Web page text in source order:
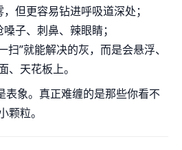
但更容易钻进呼吸道深处；
嗓子、刺鼻、辣眼睛；
扫”就能解决的灰，而是会悬浮、
、天花板上。
表象。真正难缠的是那些你看不
颗粒。